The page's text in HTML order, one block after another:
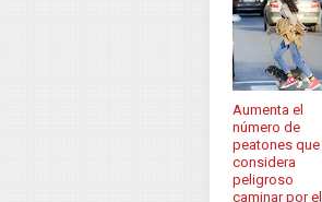
Aumenta el
número de
peatones que
considera
peligroso
caminar por el